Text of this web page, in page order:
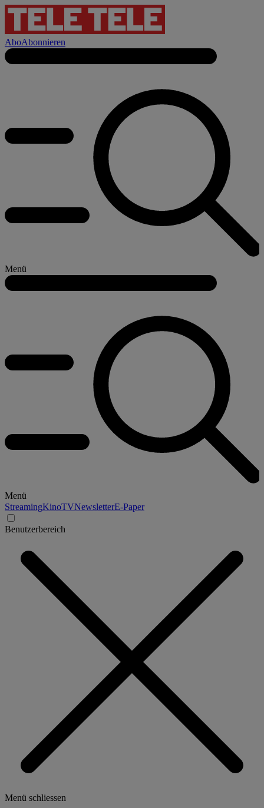
AboAbonnieren
Menü
Menü
StreamingKinoTVNewsletterE-Paper
Benutzerbereich
Menü schliessen